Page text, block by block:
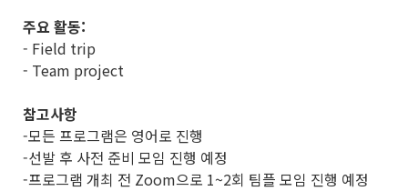
주요 활동:
- Field trip
- Team project
참고사항
-모든 프로그램은 영어로 진행
-선발 후 사전 준비 모임 진행 예정
-프로그램 개최 전 Zoom으로 1~2회 팀플 모임 진행 예정